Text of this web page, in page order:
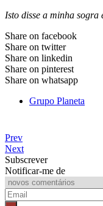
Isto disse a minha sogra
Share on facebook
Share on twitter
Share on linkedin
Share on pinterest
Share on whatsapp
Grupo Planeta
Prev
Next
Subscrever
Notificar-me de